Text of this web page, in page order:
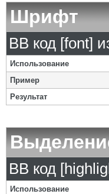
Шрифт
BB код [font]
Использование
Пример
Результат
BB код
Использование